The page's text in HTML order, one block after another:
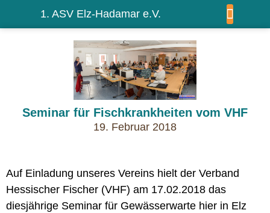
1. ASV Elz-Hadamar e.V.
Seminar für Fischkrankheiten vom VHF
19. Februar 2018
Auf Einladung unseres Vereins hielt der Verband
Hessischer Fischer (VHF) am 17.02.2018 das
diesjährige Seminar für Gewässerwarte hier in Elz